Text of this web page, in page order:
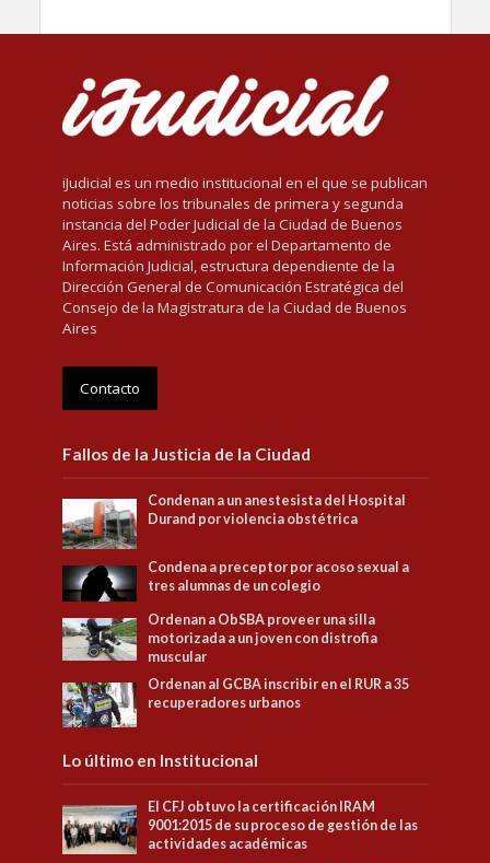
iJudicial es un medio institucional en el que se publican
noticias sobre los tribunales de primera y segunda
instancia del Poder Judicial de la Ciudad de Buenos
Aires. Está administrado por el Departamento de
Información Judicial, estructura dependiente de la
Dirección General de Comunicación Estratégica del
Consejo de la Magistratura de la Ciudad de Buenos
Aires
Contacto
Fallos de la Justicia de la Ciudad
Condenan a un anestesista del Hospital
Durand por violencia obstétrica
Condena a preceptor por acoso sexual a
tres alumnas de un colegio
Ordenan a ObSBA proveer una silla
motorizada a un joven con distrofia
muscular
Ordenan al GCBA inscribir en el RUR a 35
recuperadores urbanos
Lo último en Institucional
El CFJ obtuvo la certificación IRAM
9001:2015 de su proceso de gestión de las
actividades académicas